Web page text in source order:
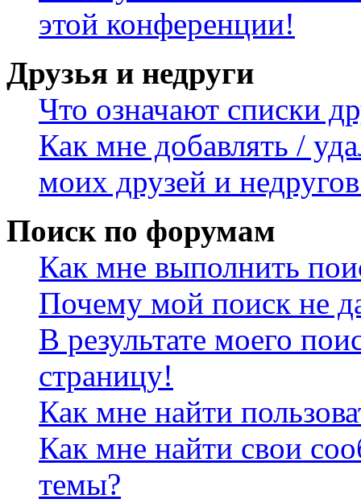
этой конференции!
Друзья и недруги
Что означают списки
Как мне добавлять /
моих друзей и
Поиск по форумам
Как мне выполнить
Почему мой поиск не
В результате моего
страницу!
Как мне найти
Как мне найти свои
темы?